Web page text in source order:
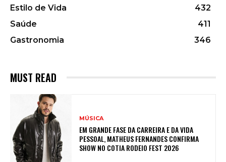
Estilo de Vida
432
Saúde
411
Gastronomia
346
MUST READ
MÚSICA
EM GRANDE FASE DA CARREIRA E DA VIDA
PESSOAL, MATHEUS FERNANDES CONFIRMA
SHOW NO COTIA RODEIO FEST 2026